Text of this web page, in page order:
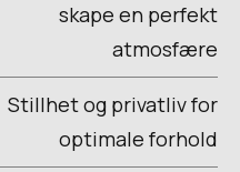
skape en perfekt
atmosfære
Stillhet og privatliv for
optimale forhold